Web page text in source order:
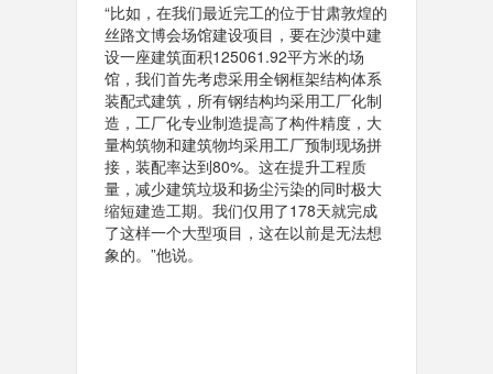
“比如，在我们最近完工的位于甘肃敦煌的
丝路文博会场馆建设项目，要在沙漠中建
设一座建筑面积125061.92平方米的场
馆，我们首先考虑采用全钢框架结构体系
装配式建筑，所有钢结构均采用工厂化制
造，工厂化专业制造提高了构件精度，大
量构筑物和建筑物均采用工厂预制现场拼
接，装配率达到80%。这在提升工程质
量，减少建筑垃圾和扬尘污染的同时极大
缩短建造工期。我们仅用了178天就完成
了这样一个大型项目，这在以前是无法想
象的。”他说。